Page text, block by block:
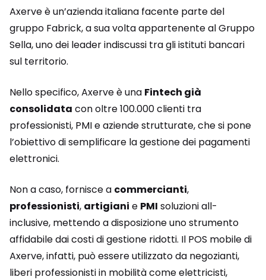
Axerve è un’azienda italiana facente parte del
gruppo Fabrick, a sua volta appartenente al Gruppo
Sella, uno dei leader indiscussi tra gli istituti bancari
sul territorio.
Nello specifico, Axerve è una Fintech già
consolidata con oltre 100.000 clienti tra
professionisti, PMI e aziende strutturate, che si pone
l’obiettivo di semplificare la gestione dei pagamenti
elettronici.
Non a caso, fornisce a commercianti,
professionisti, artigiani e PMI soluzioni all-
inclusive, mettendo a disposizione uno strumento
affidabile dai costi di gestione ridotti. Il POS mobile di
Axerve, infatti, può essere utilizzato da negozianti,
liberi professionisti in mobilità come elettricisti,